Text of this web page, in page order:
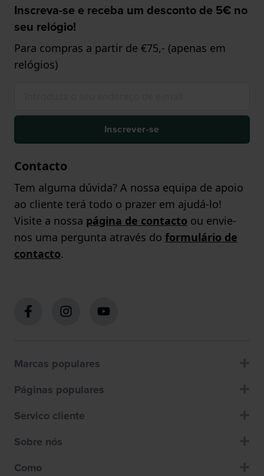
Inscreva-se e receba um desconto de 5€ no
seu relógio!
Para compras a partir de €75,- (apenas em
relógios)
Inscrever-se
Contacto
Tem alguma dúvida? A nossa equipa de apoio
ao cliente terá todo o prazer em ajudá-lo!
Visite a nossa página de contacto ou envie-
nos uma pergunta através do formulário de
contacto.
Marcas populares
Páginas populares
Servico cliente
Sobre nós
Como